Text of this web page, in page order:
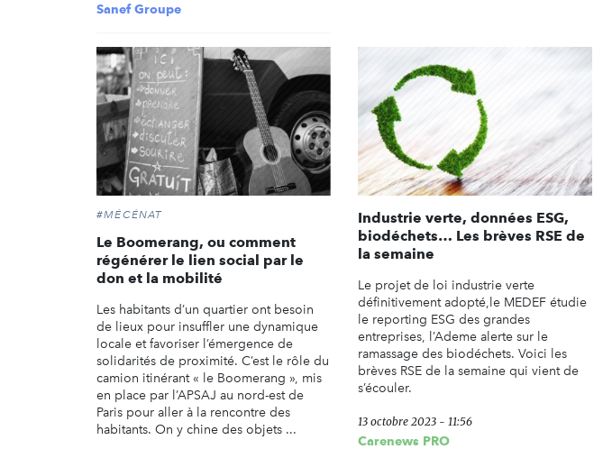
Sanef Groupe
#MÉCÉNAT
Le Boomerang, ou comment
régénérer le lien social par le
don et la mobilité
Les habitants d’un quartier ont besoin
de lieux pour insuffler une dynamique
locale et favoriser l’émergence de
solidarités de proximité. C’est le rôle du
camion itinérant « le Boomerang », mis
en place par l’APSAJ au nord-est de
Paris pour aller à la rencontre des
habitants. On y chine des objets ...
Industrie verte, données ESG,
biodéchets… Les brèves RSE de
la semaine
Le projet de loi industrie verte
définitivement adopté,le MEDEF étudie
le reporting ESG des grandes
entreprises, l’Ademe alerte sur le
ramassage des biodéchets. Voici les
brèves RSE de la semaine qui vient de
s’écouler.
13 octobre 2023 - 11:56
Carenews PRO